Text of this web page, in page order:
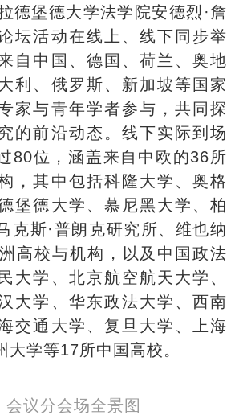
德堡德大学法学院安德烈·詹
坛活动在线上、线下同步举
自中国、德国、荷兰、奥地
利、俄罗斯、新加坡等国家
家与青年学者参与，共同探
的前沿动态。线下实际到场
80位，涵盖来自中欧的36所
，其中包括科隆大学、奥格
堡德大学、慕尼黑大学、柏
克斯·普朗克研究所、维也纳
高校与机构，以及中国政法
大学、北京航空航天大学、
大学、华东政法大学、西南
交通大学、复旦大学、上海
大学等17所中国高校。
会议分会场全景图